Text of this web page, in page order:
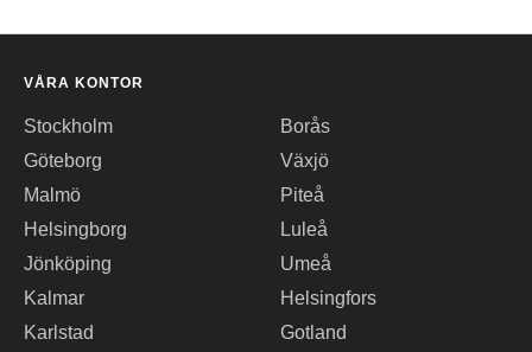
VÅRA KONTOR
Stockholm
Göteborg
Malmö
Helsingborg
Jönköping
Kalmar
Karlstad
Borås
Växjö
Piteå
Luleå
Umeå
Helsingfors
Gotland